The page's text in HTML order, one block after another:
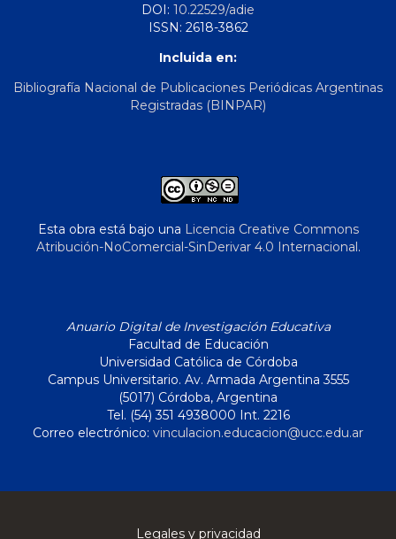
DOI: 10.22529/adie
ISSN: 2618-3862
Incluida en:
Bibliografía Nacional de Publicaciones Periódicas Argentinas
Registradas (BINPAR)
Esta obra está bajo una Licencia Creative Commons
Atribución-NoComercial-SinDerivar 4.0 Internacional.
Anuario Digital de Investigación Educativa
Facultad de Educación
Universidad Católica de Córdoba
Campus Universitario. Av. Armada Argentina 3555
(5017) Córdoba, Argentina
Tel. (54) 351 4938000 Int. 2216
Correo electrónico: vinculacion.educacion@ucc.edu.ar
Legales y privacidad